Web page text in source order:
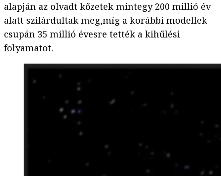
alapján az olvadt kőzetek mintegy 200 millió év
alatt szilárdultak meg,míg a korábbi modellek
csupán 35 millió évesre tették a kihűlési
folyamatot.